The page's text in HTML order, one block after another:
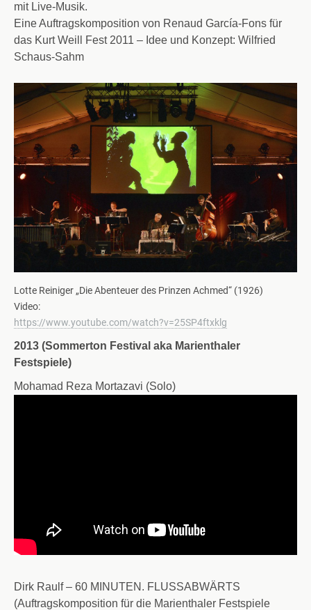
mit Live-Musik.
Eine Auftragskomposition von Renaud García-Fons für
das Kurt Weill Fest 2011 – Idee und Konzept: Wilfried
Schaus-Sahm
Lotte Reiniger „Die Abenteuer des Prinzen Achmed“ (1926)
Video:
https://www.youtube.com/watch?v=25SP4ftxklg
2013 (Sommerton Festival aka Marienthaler
Festspiele)
Mohamad Reza Mortazavi (Solo)
Dirk Raulf – 60 MINUTEN. FLUSSABWÄRTS
(Auftragskomposition für die Marienthaler Festspiele